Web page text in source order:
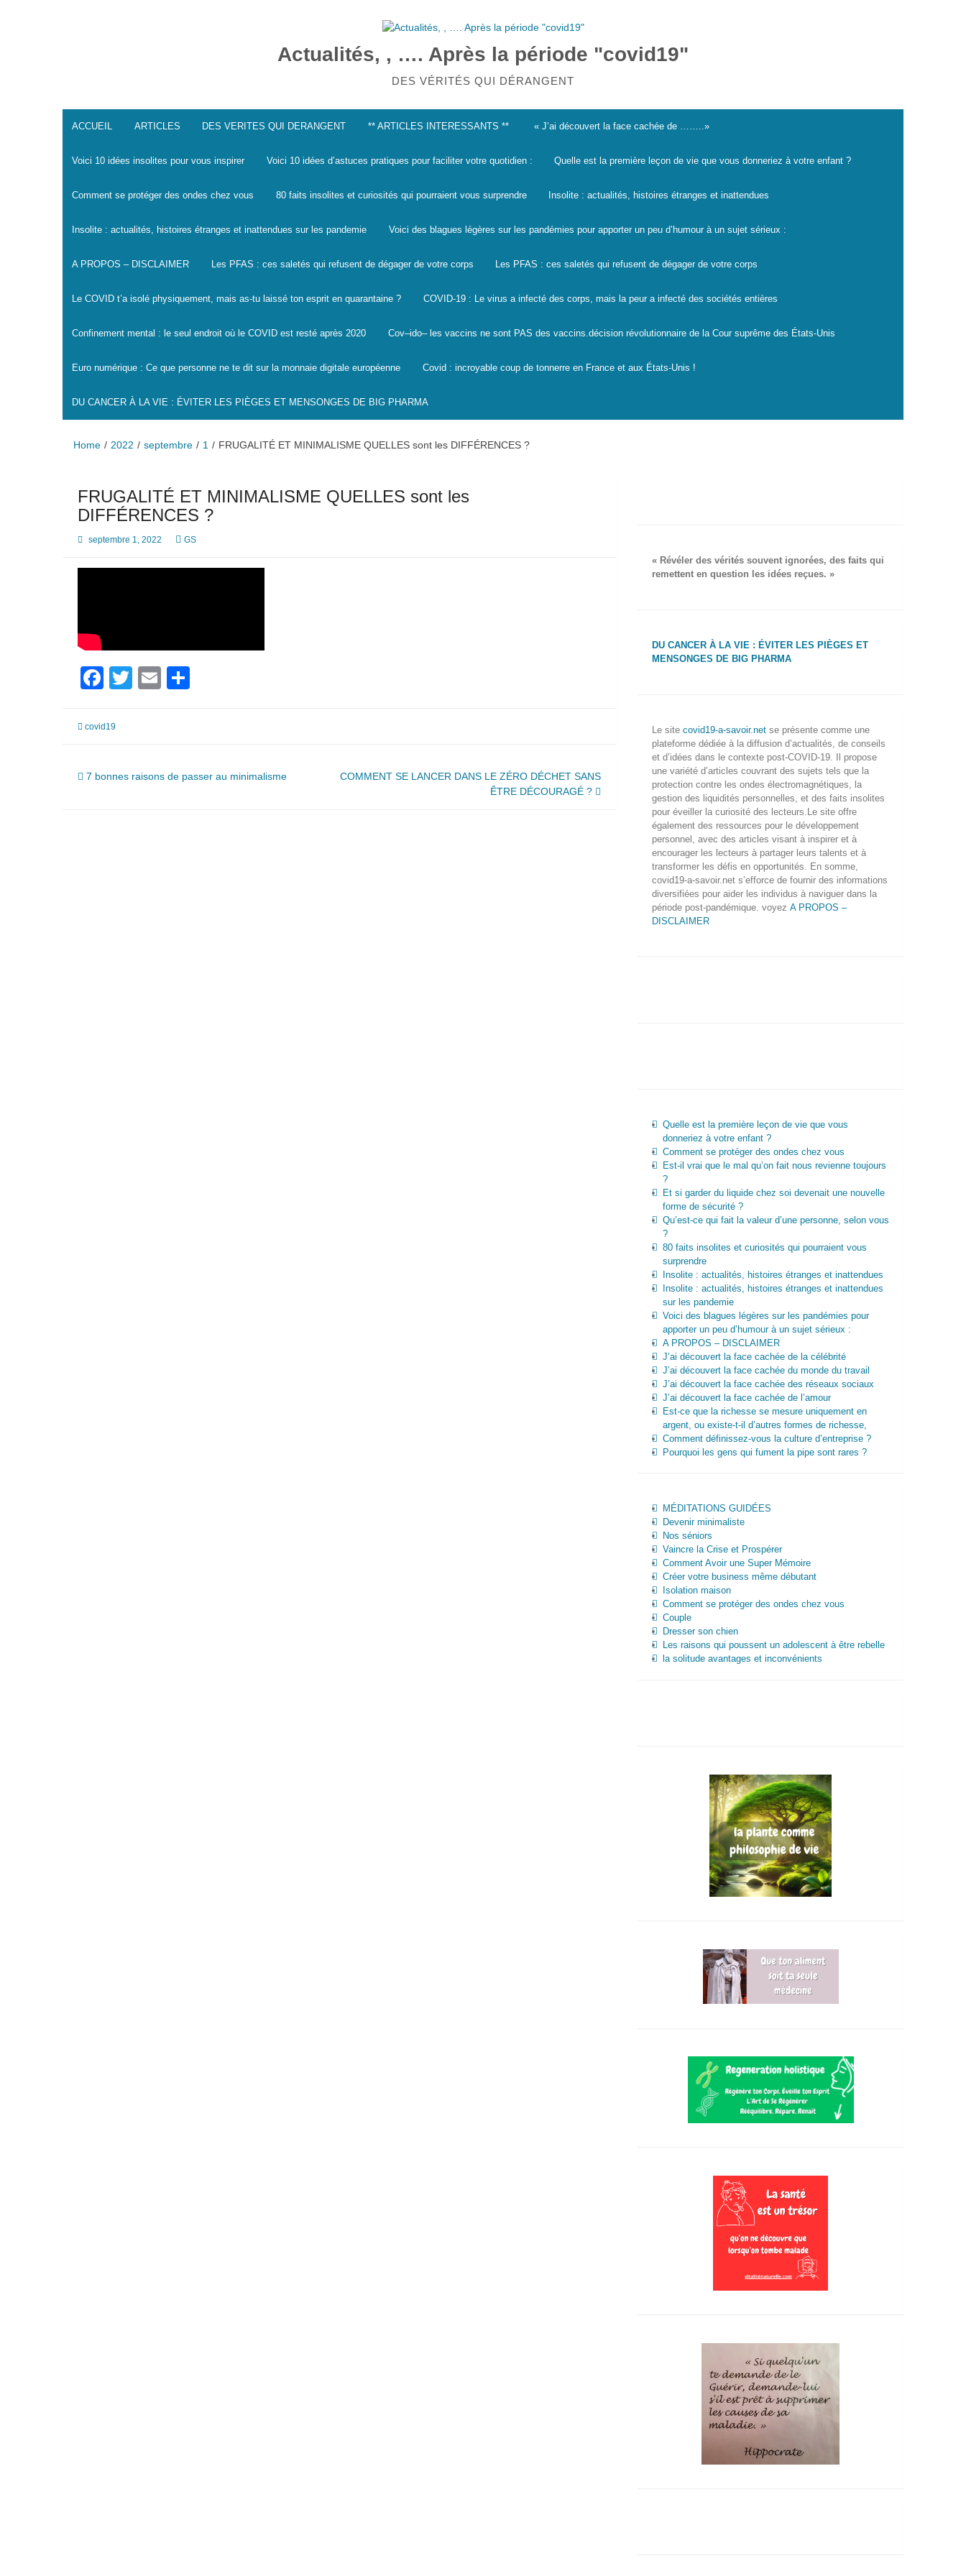
Actualités, , …. Après la période "covid19"
DES VÉRITÉS QUI DÉRANGENT
ACCUEIL ARTICLES DES VERITES QUI DERANGENT ** ARTICLES INTERESSANTS ** « J’ai découvert la face cachée de ……..»
Voici 10 idées insolites pour vous inspirer Voici 10 idées d’astuces pratiques pour faciliter votre quotidien : Quelle est la première leçon de vie que vous donneriez à votre enfant ?
Comment se protéger des ondes chez vous 80 faits insolites et curiosités qui pourraient vous surprendre Insolite : actualités, histoires étranges et inattendues
Insolite : actualités, histoires étranges et inattendues sur les pandemie Voici des blagues légères sur les pandémies pour apporter un peu d’humour à un sujet sérieux :
A PROPOS – DISCLAIMER Les PFAS : ces saletés qui refusent de dégager de votre corps Les PFAS : ces saletés qui refusent de dégager de votre corps
Le COVID t’a isolé physiquement, mais as-tu laissé ton esprit en quarantaine ? COVID-19 : Le virus a infecté des corps, mais la peur a infecté des sociétés entières
Confinement mental : le seul endroit où le COVID est resté après 2020 Cov–ido– les vaccins ne sont PAS des vaccins.décision révolutionnaire de la Cour suprême des États-Unis
Euro numérique : Ce que personne ne te dit sur la monnaie digitale européenne Covid : incroyable coup de tonnerre en France et aux États-Unis !
DU CANCER À LA VIE : ÉVITER LES PIÈGES ET MENSONGES DE BIG PHARMA
Home 2022 septembre 1 FRUGALITÉ ET MINIMALISME QUELLES sont les DIFFÉRENCES ?
FRUGALITÉ ET MINIMALISME QUELLES sont les
DIFFÉRENCES ?
septembre 1, 2022 GS
Facebook
TwitterEmail
covid19
Navigation
7 bonnes raisons de passer au minimalisme
COMMENT SE LANCER DANS LE ZÉRO DÉCHET SANS
ÊTRE DÉCOURAGÉ ?
« Révéler des vérités souvent ignorées, des faits qui
remettent en question les idées reçues. »
DU CANCER À LA VIE : ÉVITER LES PIÈGES ET
MENSONGES DE BIG PHARMA
Le site covid19-a-savoir.netse présente comme une
plateforme dédiée à la diffusion d’actualités, de conseils
et d’idées dans le contexte post-COVID-19. Il propose
une variété d’articles couvrant des sujets tels que la
protection contre les ondes électromagnétiques, la
gestion des liquidités personnelles, et des faits insolites
pour éveiller la curiosité des lecteurs.Le site offre
également des ressources pour le développement
personnel, avec des articles visant à inspirer et à
encourager les lecteurs à partager leurs talents et à
transformer les défis en opportunités. En somme,
covid19-a-savoir.net s’efforce de fournir des informations
diversifiées pour aider les individus à naviguer dans la
période post-pandémique. voyez A PROPOS –
DISCLAIMER
Quelle est la première leçon de vie que vous
donneriez à votre enfant ?
Comment se protéger des ondes chez vous
Est-il vrai que le mal qu’on fait nous revienne toujours
?
Et si garder du liquide chez soi devenait une nouvelle
forme de sécurité ?
Qu’est-ce qui fait la valeur d’une personne, selon vous
?
80 faits insolites et curiosités qui pourraient vous
surprendre
Insolite : actualités, histoires étranges et inattendues
Insolite : actualités, histoires étranges et inattendues
sur les pandemie
Voici des blagues légères sur les pandémies pour
apporter un peu d’humour à un sujet sérieux :
A PROPOS – DISCLAIMER
J’ai découvert la face cachée de la célébrité
J’ai découvert la face cachée du monde du travail
J’ai découvert la face cachée des réseaux sociaux
J’ai découvert la face cachée de l’amour
Est-ce que la richesse se mesure uniquement en
argent, ou existe-t-il d’autres formes de richesse,
Comment définissez-vous la culture d’entreprise ?
Pourquoi les gens qui fument la pipe sont rares ?
MÉDITATIONS GUIDÉES
Devenir minimaliste
Nos séniors
Vaincre la Crise et Prospérer
Comment Avoir une Super Mémoire
Créer votre business même débutant
Isolation maison
Comment se protéger des ondes chez vous
Couple
Dresser son chien
Les raisons qui poussent un adolescent à être rebelle
la solitude avantages et inconvénients